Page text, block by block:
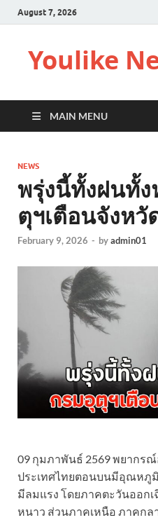
August 7, 2026
Youlike
MAIN MENU
NEWS
พรุ่งนี้ทั้งฝนทั้
ตุฯเตือนจังหวั
February 9, 2026 - byadmin01
09 กุมภาพันธ์ 2569 พยากร
ประเทศไทยตอนบนมีอุณหภูมิ
มีลมแรง โดยภาคตะวันออกเ
หนาว ส่วนภาคเหนือ ภาคกล